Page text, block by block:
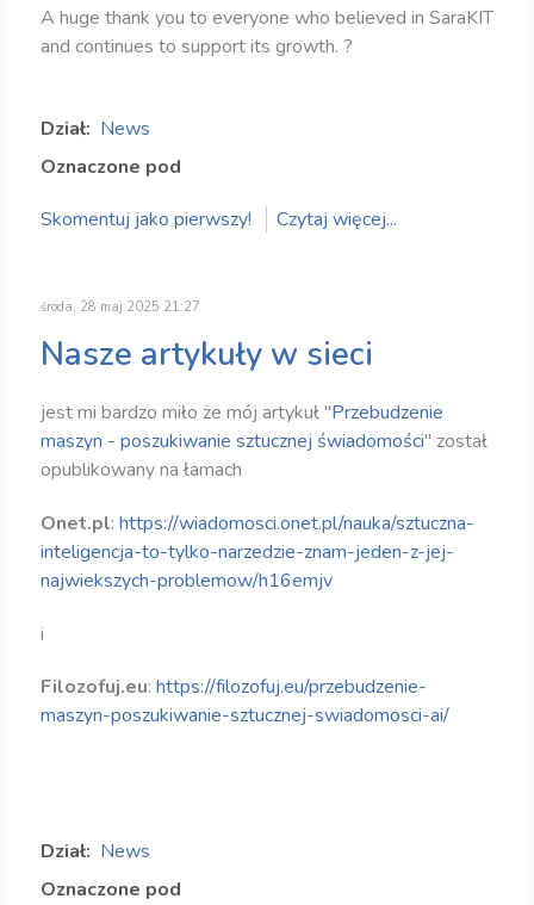
A huge thank you to everyone who believed in SaraKIT
and continues to support its growth. ?
Dział: News
Oznaczone pod
Skomentuj jako pierwszy!
Czytaj więcej...
środa, 28 maj 2025 21:27
Nasze artykuły w sieci
jest mi bardzo miło że mój artykuł "Przebudzenie
maszyn - poszukiwanie sztucznej świadomości" został
opublikowany na łamach
Onet.pl: https://wiadomosci.onet.pl/nauka/sztuczna-
inteligencja-to-tylko-narzedzie-znam-jeden-z-jej-
najwiekszych-problemow/h16emjv
i
Filozofuj.eu: https://filozofuj.eu/przebudzenie-
maszyn-poszukiwanie-sztucznej-swiadomosci-ai/
Dział: News
Oznaczone pod